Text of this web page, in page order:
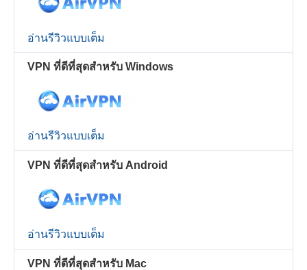
อ่านรีวิวแบบเต็ม
VPN ที่ดีที่สุดสำหรับ Windows
อ่านรีวิวแบบเต็ม
VPN ที่ดีที่สุดสำหรับ Android
อ่านรีวิวแบบเต็ม
VPN ที่ดีที่สุดสำหรับ Mac